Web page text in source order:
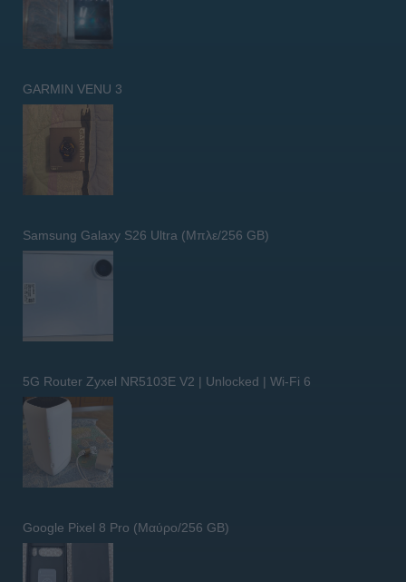
GARMIN VENU 3
Samsung Galaxy S26 Ultra (Μπλε/256 GB)
5G Router Zyxel NR5103E V2 | Unlocked | Wi-Fi 6
Google Pixel 8 Pro (Μαύρο/256 GB)